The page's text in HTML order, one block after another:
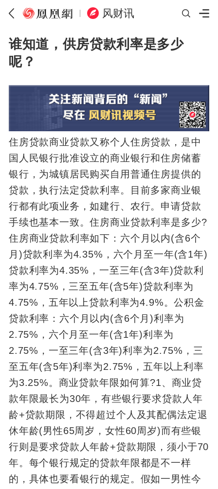
风财讯
谁知道，供房贷款利率是多少
呢？
住房贷款商业贷款又称个人住房贷款，是中
国人民银行批准设立的商业银行和住房储蓄
银行，为城镇居民购买自用普通住房提供的
贷款，执行法定贷款利率。目前多家商业银
行都有此项业务，如建行、农行。申请贷款
手续也基本一致。住房商业贷款利率是多少?
住房商业贷款利率如下：六个月以内(含6个
月)贷款利率为4.35%，六个月至一年(含1年)
贷款利率为4.35%，一至三年(含3年)贷款利
率为4.75%，三至五年(含5年)贷款利率为
4.75%，五年以上贷款利率为4.9%。公积金
贷款利率：六个月以内(含6个月)利率为
2.75%，六个月至一年(含1年)利率为
2.75%，一至三年(含3年)利率为2.75%，三
至五年(含5年)利率为2.75%，五年以上利率
为3.25%。商业贷款年限如何算?1、商业贷
款年限最长为30年，有些银行要求贷款人年
龄+贷款期限，不得超过个人及其配偶法定退
休年龄(男性65周岁，女性60周岁)而有些银
行则是要求贷款人年龄+贷款期限，须小于70
年。每个银行规定的贷款年限都是不一样
的，具体也要看银行的规定。假如一男性今